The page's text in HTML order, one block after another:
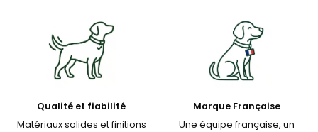
Qualité et fiabilité
Matériaux solides et finitions
Marque Française
Une équipe française, un